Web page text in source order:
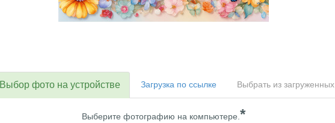
Выбор фото на устройстве Загрузка по ссылке Выбрать из загруженных
Выберите фотографию на компьютере. *